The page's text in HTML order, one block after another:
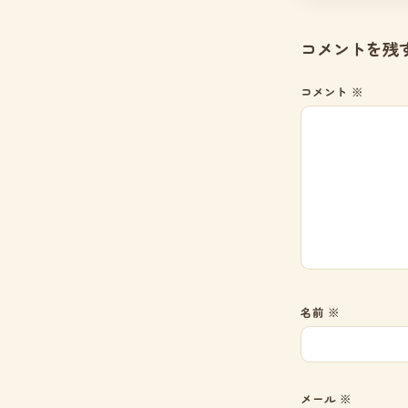
コメントを残
コメント ※
名前 ※
メール ※